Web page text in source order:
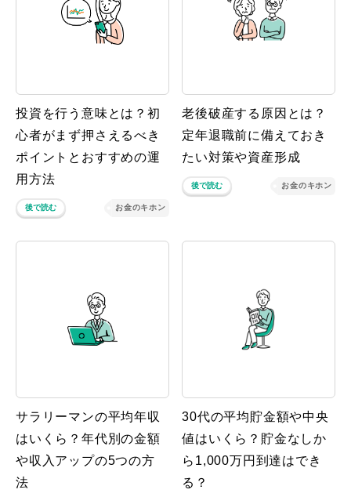
投資を行う意味とは？初
心者がまず押さえるべき
ポイントとおすすめの運
用方法
後で読む お金のキホン
老後破産する原因とは？
定年退職前に備えておき
たい対策や資産形成
後で読む お金のキホン
サラリーマンの平均年収
はいくら？年代別の金額
や収入アップの5つの方
法
30代の平均貯金額や中央
値はいくら？貯金なしか
ら1,000万円到達はでき
る？